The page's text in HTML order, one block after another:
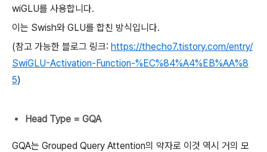
wiGLU를 사용합니다.
이는 Swish와 GLU를 합친 방식입니다.
(참고 가능한 블로그 링크: https://thecho7.tistory.com/entry/
SwiGLU-Activation-Function-%EC%84%A4%EB%AA%8
5)
Head Type = GQA
GQA는 Grouped Query Attention의 약자로 이것 역시 거의 모